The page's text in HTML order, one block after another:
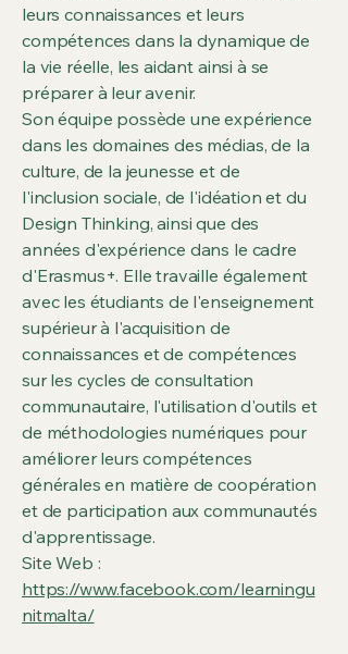
leurs connaissances et leurs
compétences dans la dynamique de
la vie réelle, les aidant ainsi à se
préparer à leur avenir.
Son équipe possède une expérience
dans les domaines des médias, de la
culture, de la jeunesse et de
l'inclusion sociale, de l'idéation et du
Design Thinking, ainsi que des
années d'expérience dans le cadre
d'Erasmus+. Elle travaille également
avec les étudiants de l'enseignement
supérieur à l'acquisition de
connaissances et de compétences
sur les cycles de consultation
communautaire, l'utilisation d'outils et
de méthodologies numériques pour
améliorer leurs compétences
générales en matière de coopération
et de participation aux communautés
d'apprentissage.
Site Web :
https://www.facebook.com/learningu
nitmalta/